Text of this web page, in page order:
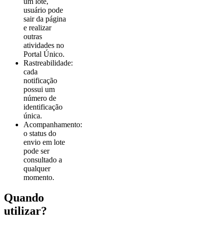
usuário pode
sair da página
e realizar
outras
atividades no
Portal Único.
Rastreabilidade:
cada
notificação
possui um
número de
identificação
única.
Acompanhamento:
o status do
envio em lote
pode ser
consultado a
qualquer
momento.
Quando
utilizar?